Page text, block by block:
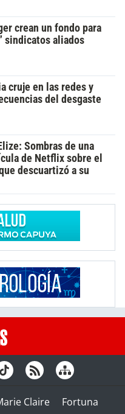
crean un fondo para
sindicatos aliados
cruje en las redes y
del desgaste
Sombras de una
de Netflix sobre el
descuartizó a su
Claire
Fortuna